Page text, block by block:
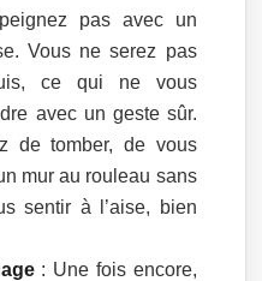
pas avec un
Vous ne serez pas
ce qui ne vous
avec un geste sûr.
de tomber, de vous
mur au rouleau sans
sentir à l’aise, bien
: Une fois encore,